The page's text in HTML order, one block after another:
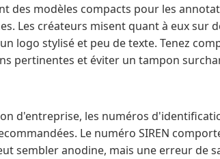
des modèles compacts pour les
Les créateurs misent quant à eux sur
logo stylisé et peu de texte. Tenez
pertinentes et éviter un tampon
d'entreprise, les numéros
Le numéro SIREN
sembler anodine, mais une erreur de